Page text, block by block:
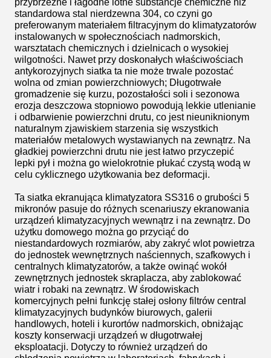
standardowa stal nierdzewna 304, co czyni go
preferowanym materiałem filtracyjnym do klimatyzatorów
instalowanych w społecznościach nadmorskich,
warsztatach chemicznych i dzielnicach o wysokiej
wilgotności. Nawet przy doskonałych właściwościach
antykorozyjnych siatka ta nie może trwale pozostać
wolna od zmian powierzchniowych; Długotrwałe
gromadzenie się kurzu, pozostałości soli i sezonowa
erozja deszczowa stopniowo powodują lekkie utlenianie
i odbarwienie powierzchni drutu, co jest nieuniknionym
naturalnym zjawiskiem starzenia się wszystkich
materiałów metalowych wystawianych na zewnątrz. Na
gładkiej powierzchni drutu nie jest łatwo przyczepić
lepki pył i można go wielokrotnie płukać czystą wodą w
celu cyklicznego użytkowania bez deformacji.
Ta siatka ekranująca klimatyzatora SS316 o grubości 5
mikronów pasuje do różnych scenariuszy ekranowania
urządzeń klimatyzacyjnych wewnątrz i na zewnątrz. Do
użytku domowego można go przyciąć do
niestandardowych rozmiarów, aby zakryć wlot powietrza
do jednostek wewnętrznych naściennych, szafkowych i
centralnych klimatyzatorów, a także owinąć wokół
zewnętrznych jednostek skraplacza, aby zablokować
wiatr i robaki na zewnątrz. W środowiskach
komercyjnych pełni funkcję stałej osłony filtrów central
klimatyzacyjnych budynków biurowych, galerii
handlowych, hoteli i kurortów nadmorskich, obniżając
koszty konserwacji urządzeń w długotrwałej
eksploatacji. Dotyczy to również urządzeń do